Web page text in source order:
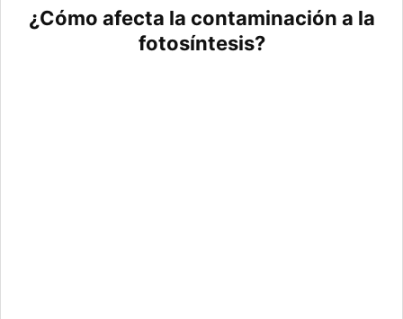
¿Cómo afecta la contaminación a la
fotosíntesis?